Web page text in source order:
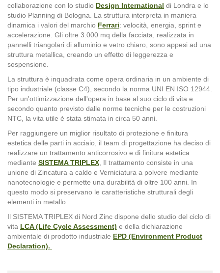
collaborazione con lo studio Design International di Londra e lo
studio Planning di Bologna. La struttura interpreta in maniera
dinamica i valori del marchio Ferrari: velocità, energia, sprint e
accelerazione. Gli oltre 3.000 mq della facciata, realizzata in
pannelli triangolari di alluminio e vetro chiaro, sono appesi ad una
struttura metallica, creando un effetto di leggerezza e
sospensione.
La struttura è inquadrata come opera ordinaria in un ambiente di
tipo industriale (classe C4), secondo la norma UNI EN ISO 12944.
Per un'ottimizzazione dell'opera in base al suo ciclo di vita e
secondo quanto previsto dalle norme tecniche per le costruzioni
NTC, la vita utile è stata stimata in circa 50 anni.
Per raggiungere un miglior risultato di protezione e finitura
estetica delle parti in acciaio, il team di progettazione ha deciso di
realizzare un trattamento anticorrosivo e di finitura estetica
mediante SISTEMA TRIPLEX , Il trattamento consiste in una
unione di Zincatura a caldo e Verniciatura a polvere mediante
nanotecnologie e permette una durabilità di oltre 100 anni. In
questo modo si preservano le caratteristiche strutturali degli
elementi in metallo.
Il SISTEMA TRIPLEX di Nord Zinc dispone dello studio del ciclo di
vita LCA (Life Cycle Assessment) e della dichiarazione
ambientale di prodotto industriale EPD (Environment Product
Declaration).